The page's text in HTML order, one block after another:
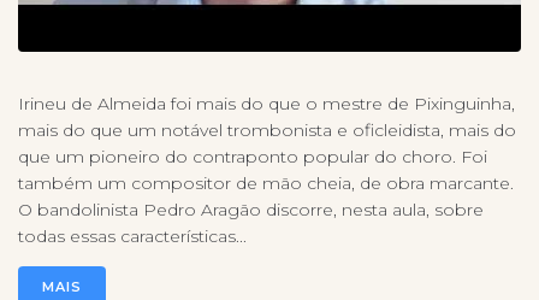
Irineu de Almeida foi mais do que o mestre de Pixinguinha,
mais do que um notável trombonista e oficleidista, mais do
que um pioneiro do contraponto popular do choro. Foi
também um compositor de mão cheia, de obra marcante.
O bandolinista Pedro Aragão discorre, nesta aula, sobre
todas essas características...
MAIS